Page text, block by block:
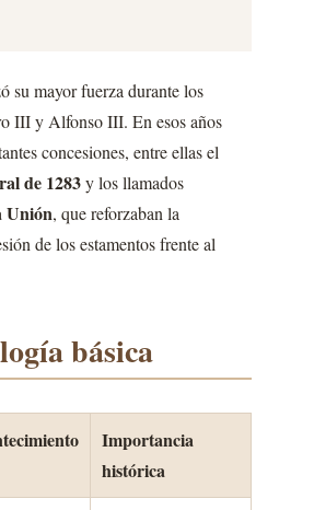
su mayor fuerza durante los
III y Alfonso III. En esos años
concesiones, entre ellas el
de 1283y los llamados
Unión, que reforzaban la
de los estamentos frente al
básica
Importancia
histórica